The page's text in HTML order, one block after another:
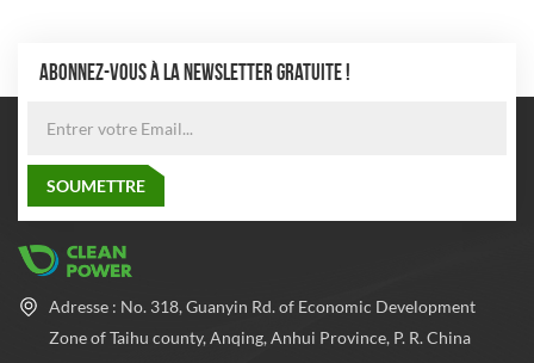
ABONNEZ-VOUS À LA NEWSLETTER GRATUITE !
Adresse : No. 318, Guanyin Rd. of Economic Development
Zone of Taihu county, Anqing, Anhui Province, P. R. China